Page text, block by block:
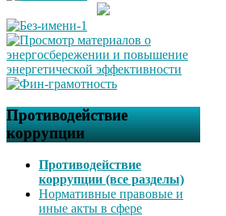
Противодействие
коррупции
Противодействие
коррупции (все разделы)
Нормативные правовые и
иные акты в сфере